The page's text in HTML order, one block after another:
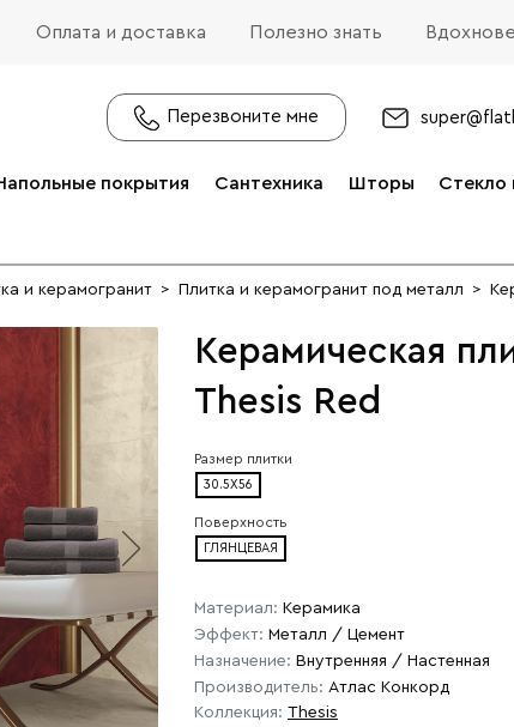
Оплата и доставка Полезно знать
Перезвоните мне
покрытия Сантехника Шторы Стекло
и керамогранит > Плитка и керамогранит под металл >
Керамическая
Thesis Red
Размер плитки
30.5X56
Поверхность
ГЛЯНЦЕВАЯ
Материал: Керамика
Эффект: Металл / Цемент
Назначение: Внутренняя / Настенная
Производитель: Атлас Конкорд
Коллекция: Thesis